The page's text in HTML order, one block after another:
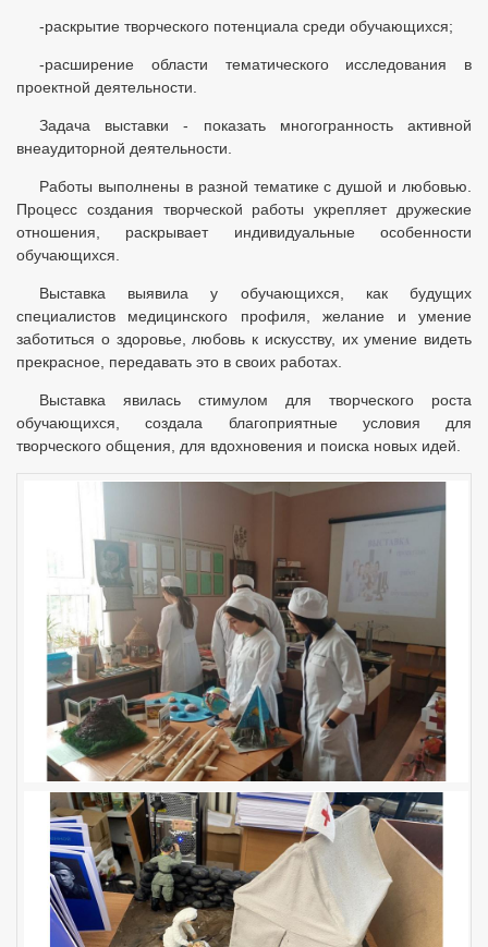
-раскрытие творческого потенциала среди обучающихся;
-расширение области тематического исследования в
проектной деятельности.
Задача выставки - показать многогранность активной
внеаудиторной деятельности.
Работы выполнены в разной тематике с душой и любовью.
Процесс создания творческой работы укрепляет дружеские
отношения, раскрывает индивидуальные особенности
обучающихся.
Выставка выявила у обучающихся, как будущих
специалистов медицинского профиля, желание и умение
заботиться о здоровье, любовь к искусству, их умение видеть
прекрасное, передавать это в своих работах.
Выставка явилась стимулом для творческого роста
обучающихся, создала благоприятные условия для
творческого общения, для вдохновения и поиска новых идей.